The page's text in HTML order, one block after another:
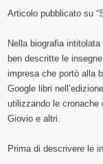
Articolo pubblicato su
Nella biografia
ben descritte le
impresa che portò alla
Google libri
utilizzando le cronache
Giovio e altri.
Prima di descrivere le